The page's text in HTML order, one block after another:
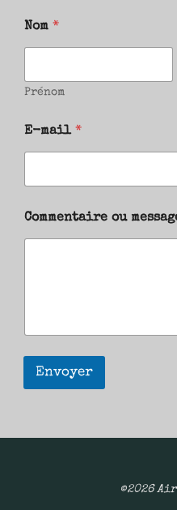
Nom *
Prénom
E-mail *
Commentaire ou
Envoyer
©2026